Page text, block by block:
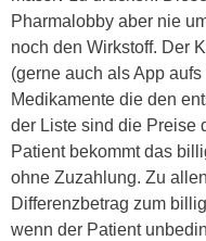
Pharmalobby aber nie
noch den Wirkstoff. Der
(gerne auch als App
Medikamente die den
der Liste sind die Preise
Patient bekommt das
ohne Zuzahlung. Zu
Differenzbetrag zum
wenn der Patient